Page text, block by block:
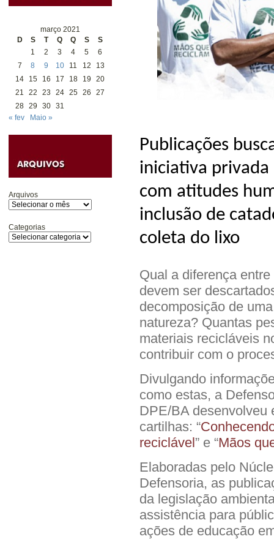
março 2021
D
S T Q Q S
S
1
2 3 4 5
6
7
8 9 10 11 12
13
14
15 16 17 18 19
20
21
22 23 24 25 26
27
28 29 30 31
« fev
Maio »
Arquivos
Categorias
Publicações
iniciativa privada
com atitudes
inclusão de
coleta do lixo
Qual a diferença
devem ser
decomposição de
natureza? Quantas
materiais recicláveis
contribuir com o
Divulgando
como estas, a
DPE/BA desenvolveu
cartilhas: “
reciclável” e “Mãos
Elaboradas pelo
Defensoria, as
da legislação
assistência para
ações de educação